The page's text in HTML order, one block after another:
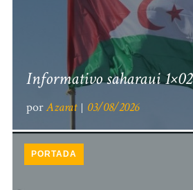
Informativo saharaui 1×02
porAzarat 03/08/2026
PORTADA